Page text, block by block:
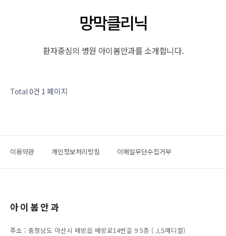
망막클리닉
환자중심의 병원 아이봄안과를 소개합니다.
Total 0건 1 페이지
이용약관 개인정보처리방침 이메일무단수집거부
아이봄안과
주소 : 충청남도 아산시 배방읍 배방로14번길 9 5층 ( J,S메디컬)